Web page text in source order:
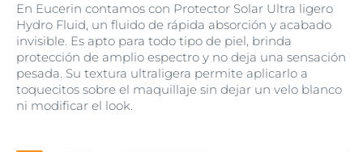
En Eucerin contamos con Protector Solar Ultra ligero
Hydro Fluid, un fluido de rápida absorción y acabado
invisible. Es apto para todo tipo de piel, brinda
protección de amplio espectro y no deja una sensación
pesada. Su textura ultraligera permite aplicarlo a
toquecitos sobre el maquillaje sin dejar un velo blanco
ni modificar el look.